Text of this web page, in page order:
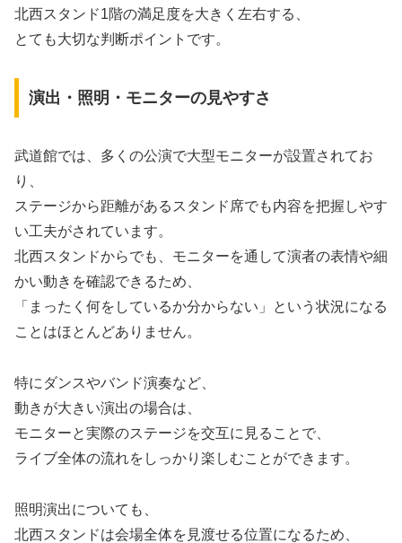
北西スタンド1階の満足度を大きく左右する、
とても大切な判断ポイントです。
演出・照明・モニターの見やすさ
武道館では、多くの公演で大型モニターが設置されてお
り、
ステージから距離があるスタンド席でも内容を把握しやす
い工夫がされています。
北西スタンドからでも、モニターを通して演者の表情や細
かい動きを確認できるため、
「まったく何をしているか分からない」という状況になる
ことはほとんどありません。
特にダンスやバンド演奏など、
動きが大きい演出の場合は、
モニターと実際のステージを交互に見ることで、
ライブ全体の流れをしっかり楽しむことができます。
照明演出についても、
北西スタンドは会場全体を見渡せる位置になるため、